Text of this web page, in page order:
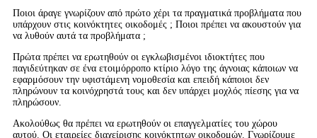
Ποιοι άραγε γνωρίζουν από πρώτο χέρι τα πραγματικά προβλήματα που
υπάρχουν στις κοινόκτητες οικοδομές ; Ποιοι πρέπει να ακουστούν για
να λυθούν αυτά τα προβλήματα ;
Πρώτα πρέπει να ερωτηθούν οι εγκλωβισμένοι ιδιοκτήτες που
παγιδεύτηκαν σε ένα ετοιμόρροπο κτίριο λόγο της άγνοιας κάποιων να
εφαρμόσουν την υφιστάμενη νομοθεσία και επειδή κάποιοι δεν
πληρώνουν τα κοινόχρηστά τους και δεν υπάρχει μοχλός πίεσης για να
πληρώσουν.
Ακολούθως θα πρέπει να ερωτηθούν οι επαγγελματίες του χώρου
αυτού. Οι εταιρείες διαχείρισης κοινόκτητων οικοδομών. Γνωρίζουμε